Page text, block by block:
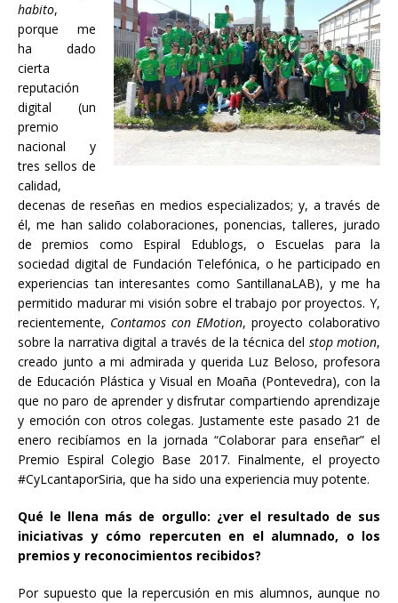
habito,
porque me
ha dado
cierta
reputación
digital (un
premio
nacional y
tres sellos de
calidad,
decenas de reseñas en medios especializados; y, a través de
él, me han salido colaboraciones, ponencias, talleres, jurado
de premios como Espiral Edublogs, o Escuelas para la
sociedad digital de Fundación Telefónica, o he participado en
experiencias tan interesantes como SantillanaLAB), y me ha
permitido madurar mi visión sobre el trabajo por proyectos. Y,
recientemente, Contamos con EMotion, proyecto colaborativo
sobre la narrativa digital a través de la técnica del stop motion,
creado junto a mi admirada y querida Luz Beloso, profesora
de Educación Plástica y Visual en Moaña (Pontevedra), con la
que no paro de aprender y disfrutar compartiendo aprendizaje
y emoción con otros colegas. Justamente este pasado 21 de
enero recibíamos en la jornada “Colaborar para enseñar” el
Premio Espiral Colegio Base 2017. Finalmente, el proyecto
#CyLcantaporSiria, que ha sido una experiencia muy potente.
Qué le llena más de orgullo: ¿ver el resultado de sus
iniciativas y cómo repercuten en el alumnado, o los
premios y reconocimientos recibidos?
Por supuesto que la repercusión en mis alumnos, aunque no